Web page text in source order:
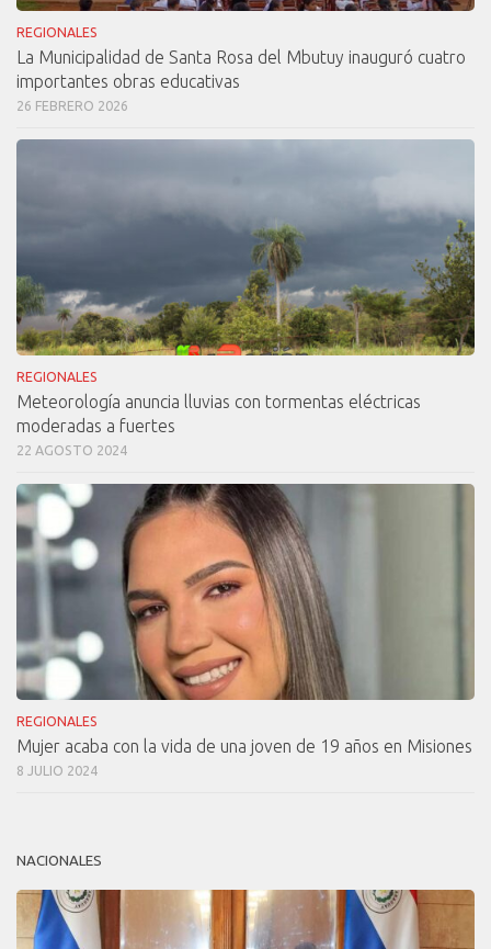
REGIONALES
La Municipalidad de Santa Rosa del Mbutuy inauguró cuatro
importantes obras educativas
26 FEBRERO 2026
REGIONALES
Meteorología anuncia lluvias con tormentas eléctricas
moderadas a fuertes
22 AGOSTO 2024
REGIONALES
Mujer acaba con la vida de una joven de 19 años en Misiones
8 JULIO 2024
NACIONALES